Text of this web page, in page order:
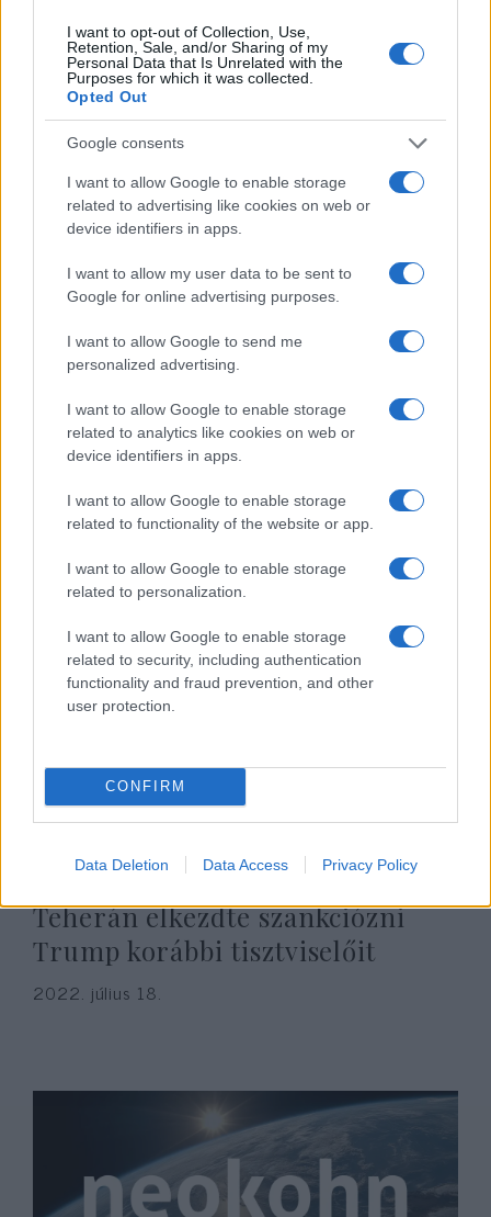
I want to opt-out of Collection, Use,
Retention, Sale, and/or Sharing of my
Personal Data that Is Unrelated with the
Purposes for which it was collected.
Opted Out
Google consents
I want to allow Google to enable storage
related to advertising like cookies on web or
device identifiers in apps.
I want to allow my user data to be sent to
Google for online advertising purposes.
I want to allow Google to send me
personalized advertising.
I want to allow Google to enable storage
related to analytics like cookies on web or
device identifiers in apps.
I want to allow Google to enable storage
related to functionality of the website or app.
I want to allow Google to enable storage
related to personalization.
I want to allow Google to enable storage
related to security, including authentication
functionality and fraud prevention, and other
user protection.
CONFIRM
Data Deletion Data Access Privacy Policy
Mike Pompeo: Örülök, hogy
Netanjahu visszatért
2022. november 7.
A volt amerikai külügyminisztert
is meg akarta ölni az iráni
2022. augusztus 11.
Teherán elkezdte szankciózni
Trump korábbi tisztviselőit
2022. július 18.